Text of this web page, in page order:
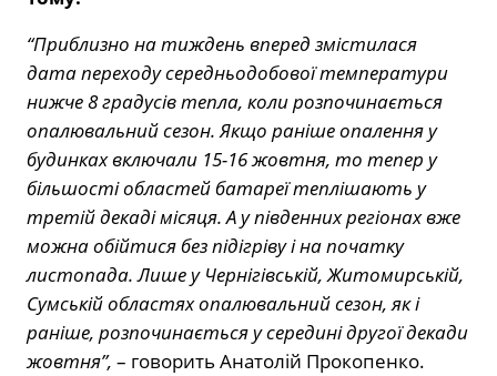
“Приблизно на тиждень вперед змістилася
дата переходу середньодобової температури
нижче 8 градусів тепла, коли розпочинається
опалювальний сезон. Якщо раніше опалення у
будинках включали 15-16 жовтня, то тепер у
більшості областей батареї теплішають у
третій декаді місяця. А у південних регіонах вже
можна обійтися без підігріву і на початку
листопада. Лише у Чернігівській, Житомирській,
Сумській областях опалювальний сезон, як і
раніше, розпочинається у середині другої декади
жовтня”, – говорить Анатолій Прокопенко.